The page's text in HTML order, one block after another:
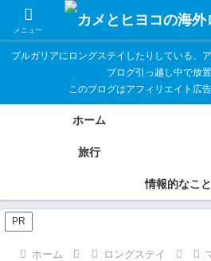
ブルガリアにロングステイしたりしている、
ブログ引っ越し中で放置
このブログはアフィリエイト広
ホーム
旅行
情報的なこと
PR
ホーム ロングステイ
メニュー